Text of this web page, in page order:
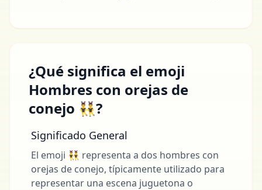
¿Qué significa el emoji
Hombres con orejas de
conejo 👯‍♂️?
Significado General
El emoji 👯‍♂️ representa a dos hombres con
orejas de conejo, típicamente utilizado para
representar una escena juguetona o